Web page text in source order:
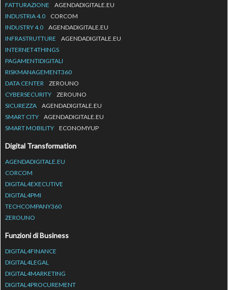
FATTURAZIONE
AGENDADIGITALE.EU
INDUSTRIA 4.0
CORCOM
INDUSTRY 4.0
AGENDADIGITALE.EU
INFRASTRUTTURE
AGENDADIGITALE.EU
INTERNET4THINGS
PAGAMENTIDIGITALI
RISKMANAGEMENT360
DATA CENTER
ZEROUNO
CYBERSECURITY
ZEROUNO
SICUREZZA
AGENDADIGITALE.EU
SMART CITY
AGENDADIGITALE.EU
SMART MOBILITY
ECONOMYUP
Digital Transformation
AGENDADIGITALE.EU
CORCOM
DIGITAL4EXECUTIVE
DIGITAL4PMI
TECHCOMPANY360
ZEROUNO
Funzioni di Business
DIGITAL4FINANCE
DIGITAL4LEGAL
DIGITAL4MARKETING
DIGITAL4PROCUREMENT